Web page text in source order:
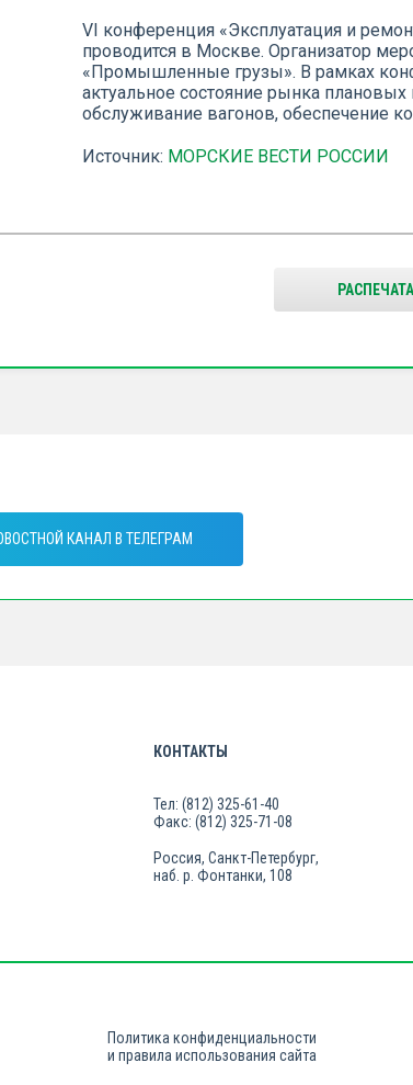
VI конференция «Эксплуатация и
проводится в Москве. Организатор
«Промышленные грузы». В рамках
актуальное состояние рынка
обслуживание вагонов, обеспечение
Источник: МОРСКИЕ ВЕСТИ РОССИИ
КАНАЛ В ТЕЛЕГРАМ
КОНТАКТЫ
Тел: (812) 325-61-40
Факс: (812) 325-71-08
Россия, Санкт-Петербург,
наб. р. Фонтанки, 108
Политика конфиденциальности
и правила использования сайта